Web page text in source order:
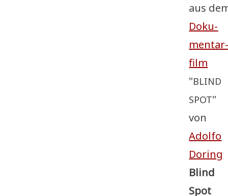
aus
Doku­
film
"BLIND
SPOT"
von
Adol­fo
Doring
Blind
Spot